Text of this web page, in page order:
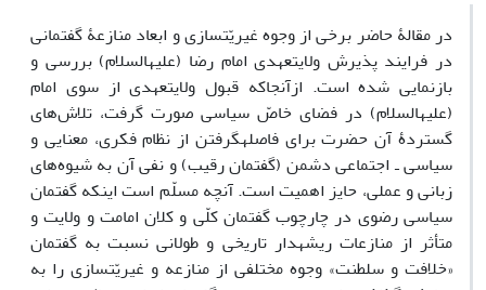
در مقالۀ حاضر برخی از وجوه غیریّت‎سازی و ابعاد منازعۀ گفتمانی
در فرایند پذیرش ولایتعهدی امام رضا (علیه‎السلام) بررسی و
بازنمایی شده است. ازآنجاکه قبول ولایتعهدی از سوی امام
(علیه‎السلام) در فضای خاصّ سیاسی صورت گرفت، تلاش‌های
گستردۀ آن حضرت برای فاصله‎گرفتن از نظام فکری، معنایی و
سیاسی ـ اجتماعی دشمن (گفتمان رقیب) و نفی آن به شیوه‌های
زبانی و عملی، حایز اهمیت است. آنچه مسلّم است اینکه گفتمان
سیاسی رضوی در چارچوب گفتمان کلّی و کلان امامت و ولایت و
متأثر از منازعات ریشه‎دار تاریخی و طولانی نسبت به گفتمان
«خلافت و سلطنت» وجوه مختلفی از منازعه و غیریّت‎سازی را به